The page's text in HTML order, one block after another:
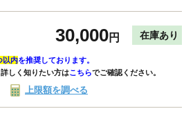
30,000円 在庫あり
以内を推奨しております。
しく知りたい方はこちらでご確認ください。
上限額を調べる